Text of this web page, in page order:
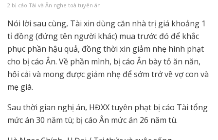
2 bị cáo Tài và Ân nghe toà tuyên án
Nói lời sau cùng, Tài xin dùng căn nhà trị giá khoảng 1
tỉ đồng (đứng tên người khác) mua trước đó để khắc
phục phần hậu quả, đồng thời xin giảm nhẹ hình phạt
cho bị cáo Ân. Về phần mình, bị cáo Ân bày tỏ ăn năn,
hối cải và mong được giảm nhẹ để sớm trở về vợ con và
mẹ già.
Sau thời gian nghị án, HĐXX tuyên phạt bị cáo Tài tổng
mức án 30 năm tù; bị cáo Ân mức án 26 năm tù.